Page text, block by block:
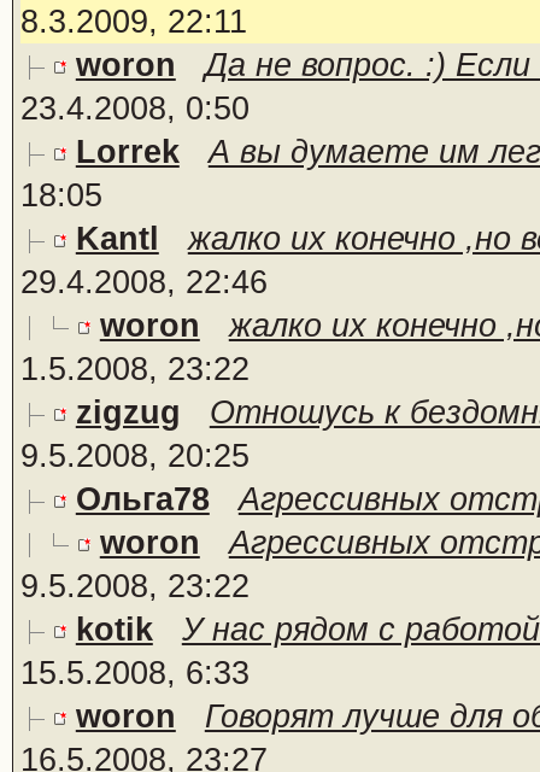
8.3.2009, 22:11
woron
Да не вопрос. :)
23.4.2008, 0:50
Lorrek
А вы думаете им
18:05
Kantl
жалко их конечно ,но
29.4.2008, 22:46
woron
жалко их конечно
1.5.2008, 23:22
zigzug
Отношусь к
9.5.2008, 20:25
Ольга78
Агрессивных
woron
Агрессивных
9.5.2008, 23:22
kotik
У нас рядом с
15.5.2008, 6:33
woron
Говорят лучше для
16.5.2008, 23:27